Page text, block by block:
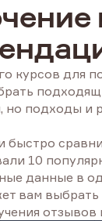
курсов для
но подходы и
быстро
10
данные в
вам
отзывов